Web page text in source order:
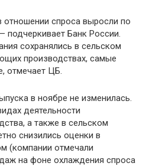
спроса выросли по
подчеркивает Банк России.
сохранялись в сельском
производствах, самые
отмечает ЦБ.
в ноябре не изменилась.
деятельности
а также в сельском
снизились оценки в
(компании отмечали
на фоне охлаждения спроса